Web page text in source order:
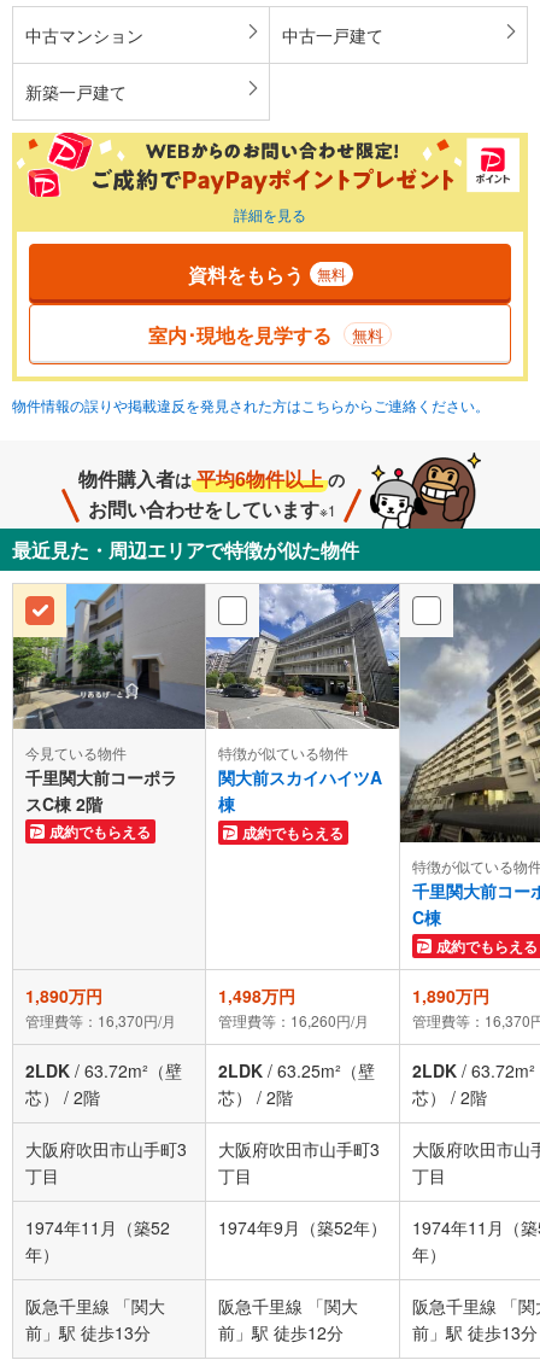
中古マンション 中古一戸建て
新築一戸建て
詳細を見る
資料をもらう 無料
室内･現地を見学する 無料
物件情報の誤りや掲載違反を発見された方はこちらからご連絡ください。
物件購入者は 平均6物件以上 の
お問い合わせをしています※1
最近見た・周辺エリアで特徴が似た物件
今見ている物件
千里関大前コーポラ
スC棟 2階
成約でもらえる
特徴が似ている物件
関大前スカイハイツA
棟
成約でもらえる
特徴が似ている物
千里関大前コー
C棟
成約でもらえる
1,890万円
管理費等：16,370円/月
1,498万円
管理費等：16,260円/月
1,890万円
管理費等：16,370
2LDK / 63.72m²（壁
芯）
/ 2階
2LDK / 63.25m²（壁
芯）
/ 2階
2LDK /
芯）
/ 2階
大阪府吹田市山手町3
丁目
大阪府吹田市山手町3
丁目
大阪府吹田市山
丁目
1974年11月（築52
年）
1974年9月（築52年）
1974年11月（
年）
阪急千里線 「関大
前」駅 徒歩13分
阪急千里線 「関大
前」駅 徒歩12分
阪急千里線 「関
前」駅 徒歩13分